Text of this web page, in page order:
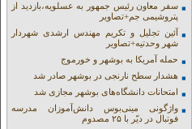
سفر معاون رئیس جمهور به عسلویه،بازدید از
پتروشیمی جم+تصاویر
آئین تجلیل و تکریم مهندس ارشدی شهردار
شهر وحدتیه+تصاویر
حمله آمریکا به بوشهر و خورموج
هشدار سطح نارنجی در بوشهر صادر شد
امتحانات دانشگاه‌های بوشهر مجازی شد
واژگونی مینی‌بوس دانش‌آموزان مدرسه
فوتبال در دیّر با ۲۵ مصدوم